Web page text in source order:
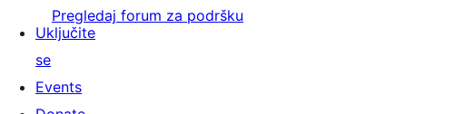
Pregledaj forum za podršku
Uključite
se
Events